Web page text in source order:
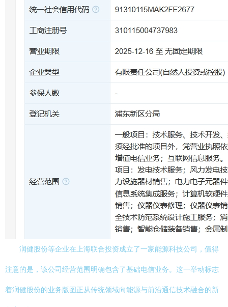
润健股份等企业在上海联合投资成立了一家能源科技公司，值得
注意的是，该公司经营范围明确包含了基础电信业务。这一举动标志
着润健股份的业务版图正从传统领域向能源与前沿通信技术融合的新